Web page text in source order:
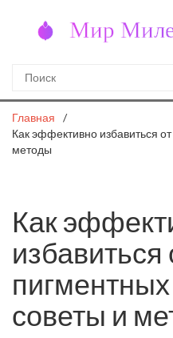
Главная
Как эффективно избавиться
методы
Как
избавиться
советы и